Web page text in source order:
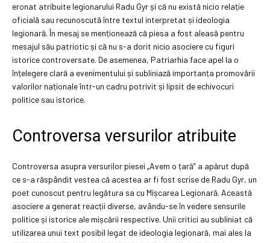
eronat atribuite legionarului Radu Gyr și că nu există nicio relație
oficială sau recunoscută între textul interpretat și ideologia
legionară. În mesaj se menționează că piesa a fost aleasă pentru
mesajul său patriotic și că nu s-a dorit nicio asociere cu figuri
istorice controversate. De asemenea, Patriarhia face apel la o
înțelegere clară a evenimentului și subliniază importanța promovării
valorilor naționale într-un cadru potrivit și lipsit de echivocuri
politice sau istorice.
Controversa versurilor atribuite
Controversa asupra versurilor piesei „Avem o țară” a apărut după
ce s-a răspândit vestea că acestea ar fi fost scrise de Radu Gyr, un
poet cunoscut pentru legătura sa cu Mișcarea Legionară. Această
asociere a generat reacții diverse, avându-se în vedere sensurile
politice și istorice ale mișcării respective. Unii critici au subliniat că
utilizarea unui text posibil legat de ideologia legionară, mai ales la